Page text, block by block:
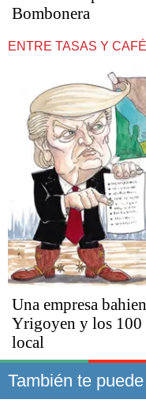
Bombonera
ENTRE TASAS Y
Una empresa
Yrigoyen y los 100
local
También te